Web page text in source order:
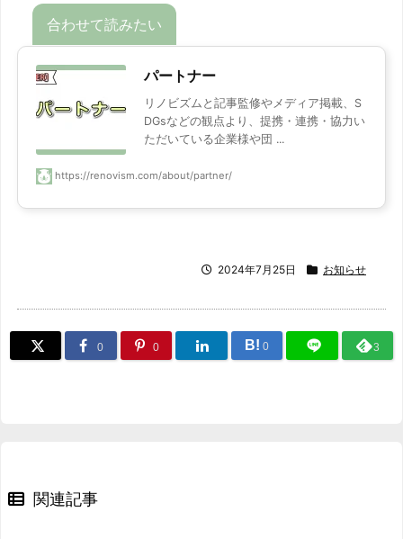
パートナー
リノビズムと記事監修やメディア掲載、S
DGsなどの観点より、提携・連携・協力い
ただいている企業様や団 ...
https://renovism.com/about/partner/
2024年7月25日 お知らせ
0 0 B! 0 3
関連記事